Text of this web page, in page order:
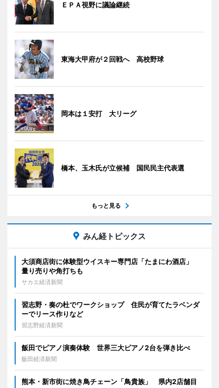
ＥＰＡ視野に議論継続
東海大甲府が２回戦へ 高校野球
岡本は１安打 大リーグ
橋本、玉木氏が立候補 国民民主代表選
もっと見る
みん経トピックス
大須商店街に体験型ウイスキー専門店「たまにわ酒店」
量り売りや角打ちも
サカエ経済新聞
習志野・奏の杜でワークショップ 住民が育てたラベンダ
ーでリース作りなど
習志野経済新聞
飯田でピアノ演奏体験 世界三大ピアノ2台を弾き比べ
飯田経済新聞
熊本・新市街に焼き鳥チェーン「鳥貴族」 県内2店舗目